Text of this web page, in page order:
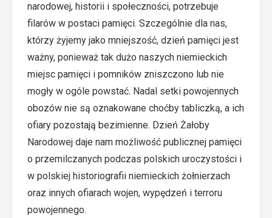
narodowej, historii i społeczności, potrzebuje
filarów w postaci pamięci. Szczególnie dla nas,
którzy żyjemy jako mniejszość, dzień pamięci jest
ważny, ponieważ tak dużo naszych niemieckich
miejsc pamięci i pomników zniszczono lub nie
mogły w ogóle powstać. Nadal setki powojennych
obozów nie są oznakowane choćby tabliczką, a ich
ofiary pozostają bezimienne. Dzień Żałoby
Narodowej daje nam możliwość publicznej pamięci
o przemilczanych podczas polskich uroczystości i
w polskiej historiografii niemieckich żołnierzach
oraz innych ofiarach wojen, wypędzeń i terroru
powojennego.